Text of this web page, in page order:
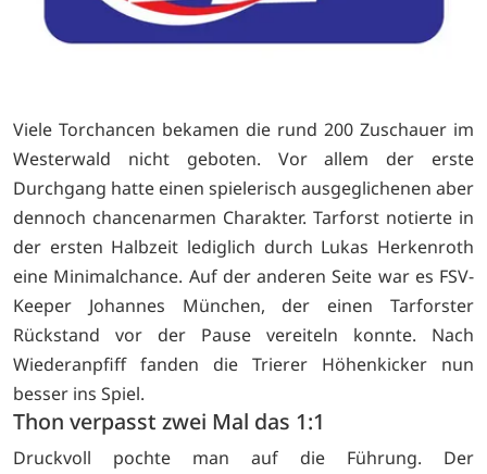
Viele Torchancen bekamen die rund 200 Zuschauer im
Westerwald nicht geboten. Vor allem der erste
Durchgang hatte einen spielerisch ausgeglichenen aber
dennoch chancenarmen Charakter. Tarforst notierte in
der ersten Halbzeit lediglich durch Lukas Herkenroth
eine Minimalchance. Auf der anderen Seite war es FSV-
Keeper Johannes München, der einen Tarforster
Rückstand vor der Pause vereiteln konnte. Nach
Wiederanpfiff fanden die Trierer Höhenkicker nun
besser ins Spiel.
Thon verpasst zwei Mal das 1:1
Druckvoll pochte man auf die Führung. Der